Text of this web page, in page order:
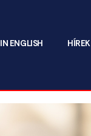
IN ENGLISH HÍREK